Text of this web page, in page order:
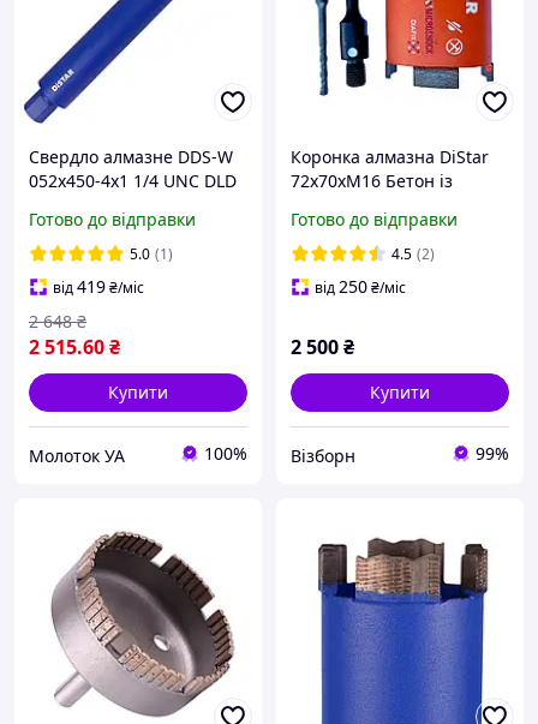
Свердло алмазне DDS-W
052x450-4x1 1/4 UNC DLD
Готово до відправки
5.0 (1)
від419₴/міс
2 515.60₴
2 648 ₴
Купити
Молоток УА 100%
Коронка алмазна DiStar
72x70хМ16 Бетон із
свердло
Готово до відправки
4.5 (2)
від250₴/міс
2 500₴
Купити
Візборн 99%